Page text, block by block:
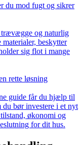
du mod fugt og sikrer
trævægge og naturlig
beskytter
sig flot i mange
rette løsning
guide får du hjælp til
du bør investere i et nyt
økonomi og
for dit hus.